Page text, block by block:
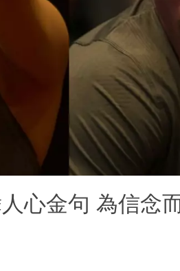
心金句 為信念